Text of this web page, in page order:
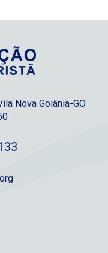
Nova Goiânia-GO